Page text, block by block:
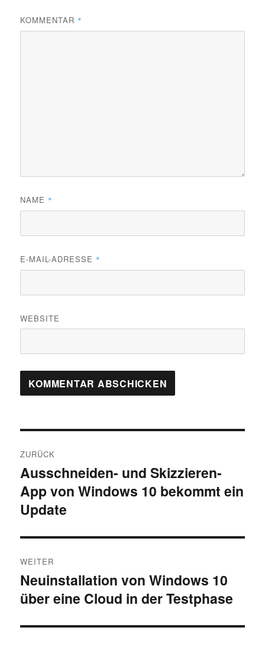
KOMMENTAR *
NAME *
E-MAIL-ADRESSE *
WEBSITE
ZURÜCK
Vorheriger
Beitrag:
Ausschneiden- und Skizzieren-
App von Windows 10 bekommt ein
Update
WEITER
Nächster
Beitrag:
Neuinstallation von Windows 10
über eine Cloud in der Testphase